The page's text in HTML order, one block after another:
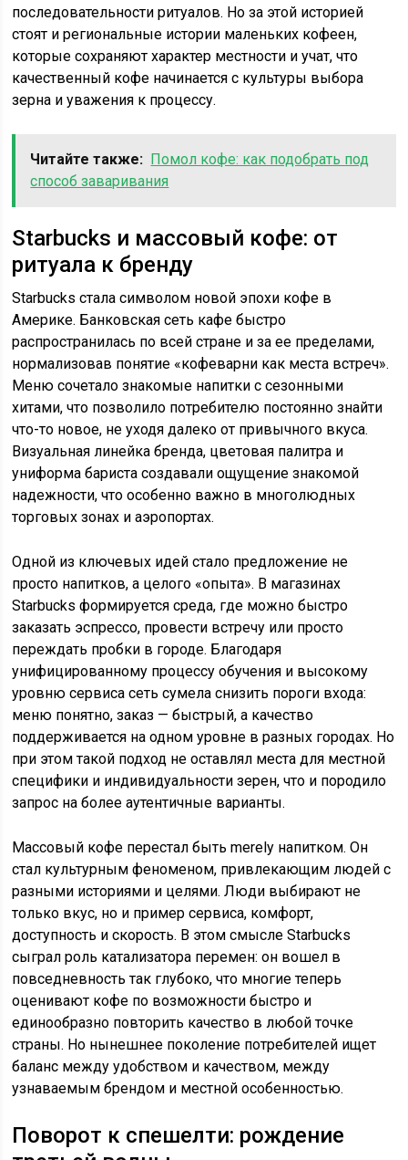
последовательности ритуалов. Но за этой историей
стоят и региональные истории маленьких кофеен,
которые сохраняют характер местности и учат, что
качественный кофе начинается с культуры выбора
зерна и уважения к процессу.
Читайте также: Помол кофе: как подобрать под
способ заваривания
Starbucks и массовый кофе: от
ритуала к бренду
Starbucks стала символом новой эпохи кофе в
Америке. Банковская сеть кафе быстро
распространилась по всей стране и за ее пределами,
нормализовав понятие «кофеварни как места встреч».
Меню сочетало знакомые напитки с сезонными
хитами, что позволило потребителю постоянно знайти
что-то новое, не уходя далеко от привычного вкуса.
Визуальная линейка бренда, цветовая палитра и
униформа бариста создавали ощущение знакомой
надежности, что особенно важно в многолюдных
торговых зонах и аэропортах.
Одной из ключевых идей стало предложение не
просто напитков, а целого «опыта». В магазинах
Starbucks формируется среда, где можно быстро
заказать эспрессо, провести встречу или просто
переждать пробки в городе. Благодаря
унифицированному процессу обучения и высокому
уровню сервиса сеть сумела снизить пороги входа:
меню понятно, заказ — быстрый, а качество
поддерживается на одном уровне в разных городах. Но
при этом такой подход не оставлял места для местной
специфики и индивидуальности зерен, что и породило
запрос на более аутентичные варианты.
Массовый кофе перестал быть merely напитком. Он
стал культурным феноменом, привлекающим людей с
разными историями и целями. Люди выбирают не
только вкус, но и пример сервиса, комфорт,
доступность и скорость. В этом смысле Starbucks
сыграл роль катализатора перемен: он вошел в
повседневность так глубоко, что многие теперь
оценивают кофе по возможности быстро и
единообразно повторить качество в любой точке
страны. Но нынешнее поколение потребителей ищет
баланс между удобством и качеством, между
узнаваемым брендом и местной особенностью.
Поворот к спешелти: рождение